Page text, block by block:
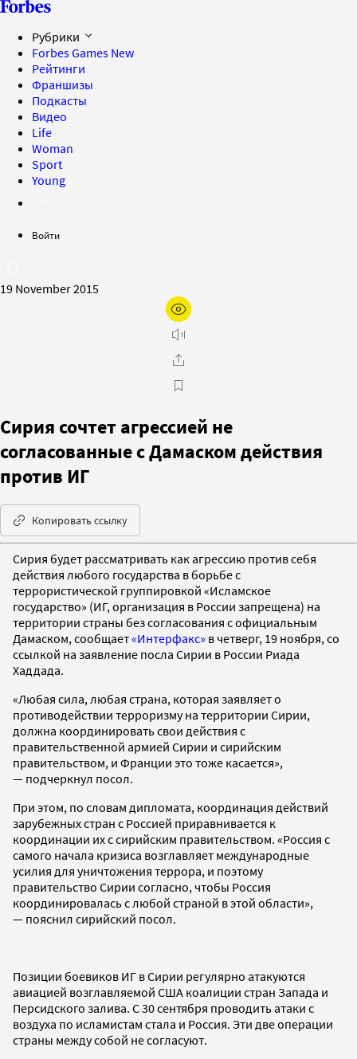
Рубрики
Forbes Games New
Рейтинги
Франшизы
Подкасты
Видео
Life
Woman
Sport
Young
Войти
19 November 2015
Сирия сочтет агрессией не
согласованные с Дамаском действия
против ИГ
Копировать ссылку
Сирия будет рассматривать как агрессию против себя
действия любого государства в борьбе с
террористической группировкой «Исламское
государство» (ИГ, организация в России запрещена) на
территории страны без согласования с официальным
Дамаском, сообщает«Интерфакс» в четверг, 19 ноября, со
ссылкой на заявление посла Сирии в России Риада
Хаддада.
«Любая сила, любая страна, которая заявляет о
противодействии терроризму на территории Сирии,
должна координировать свои действия с
правительственной армией Сирии и сирийским
правительством, и Франции это тоже касается»,
— подчеркнул посол.
При этом, по словам дипломата, координация действий
зарубежных стран с Россией приравнивается к
координации их с сирийским правительством. «Россия с
самого начала кризиса возглавляет международные
усилия для уничтожения террора, и поэтому
правительство Сирии согласно, чтобы Россия
координировалась с любой страной в этой области»,
— пояснил сирийский посол.
Позиции боевиков ИГ в Сирии регулярно атакуются
авиацией возглавляемой США коалиции стран Запада и
Персидского залива. С 30 сентября проводить атаки с
воздуха по исламистам стала и Россия. Эти две операции
страны между собой не согласуют.